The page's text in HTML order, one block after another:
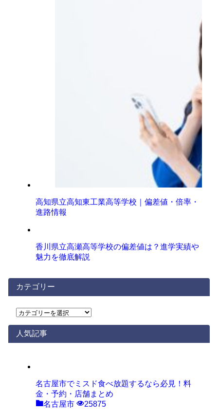
高知県立高知東工業高等学校｜偏差値・倍率・
進路情報
香川県立高瀬高等学校の偏差値は？進学実績や
魅力を徹底解説
カテゴリー
カ
ゴ
リ
人気記事
名古屋市でミスド食べ放題するなら必見！料
金・予約・店舗まとめ
名古屋市
25875